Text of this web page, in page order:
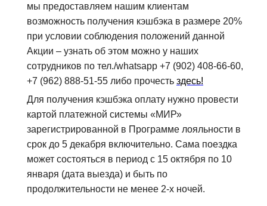
мы предоставляем нашим клиентам
возможность получения кэшбэка в размере 20%
при условии соблюдения положений данной
Акции – узнать об этом можно у наших
сотрудников по тел./whatsapp +7 (902) 408-66-60,
+7 (962) 888-51-55 либо прочесть здесь!
Для получения кэшбэка оплату нужно провести
картой платежной системы «МИР»
зарегистрированной в Программе лояльности в
срок до 5 декабря включительно. Сама поездка
может состояться в период с 15 октября по 10
января (дата выезда) и быть по
продолжительности не менее 2-х ночей.